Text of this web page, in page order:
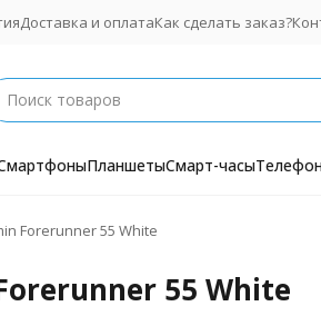
Доставка и оплатаКак сделать заказ?
ПланшетыСмарт-часы
Forerunner 55 White
55 White